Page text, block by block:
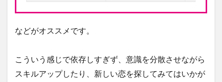
などがオススメです。
こういう感じで依存しすぎず、意識を分散させながら
スキルアップしたり、新しい恋を探してみてはいかが